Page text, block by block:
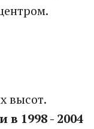
высот.
1998 - 2004